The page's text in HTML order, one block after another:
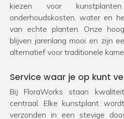
kiezen voor
onderhoudskosten, water en
van echte planten. Onze
blijven jarenlang mooi en zijn
alternatief voor traditionele
Service waar je op kunt
Bij FloraWorks staan
centraal. Elke kunstplant
verzonden in een stevige